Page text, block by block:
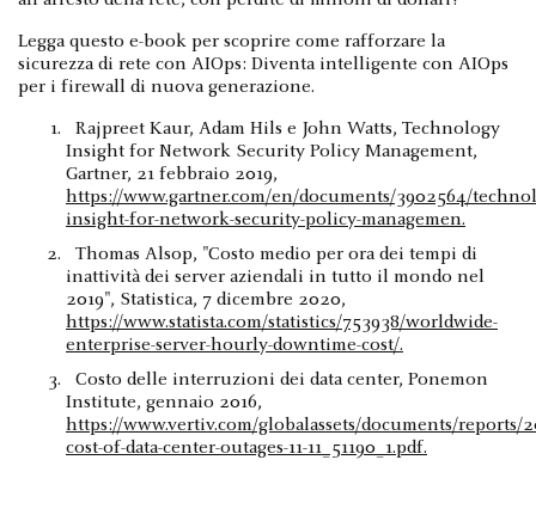
Legga questo e-book per scoprire come rafforzare la
sicurezza di rete con AIOps: Diventa intelligente con AIOps
per i firewall di nuova generazione.
Rajpreet Kaur, Adam Hils e John Watts, Technology
Insight for Network Security Policy Management,
Gartner, 21 febbraio 2019,
https://www.gartner.com/en/documents/3902564/
insight-for-network-security-policy-managemen.
Thomas Alsop, "Costo medio per ora dei tempi di
inattività dei server aziendali in tutto il mondo nel
2019", Statistica, 7 dicembre 2020,
https://www.statista.com/statistics/753938/worldwide-
enterprise-server-hourly-downtime-cost/.
Costo delle interruzioni dei data center, Ponemon
Institute, gennaio 2016,
https://www.vertiv.com/globalassets/documents/reports/
cost-of-data-center-outages-11-11_51190_1.pdf.